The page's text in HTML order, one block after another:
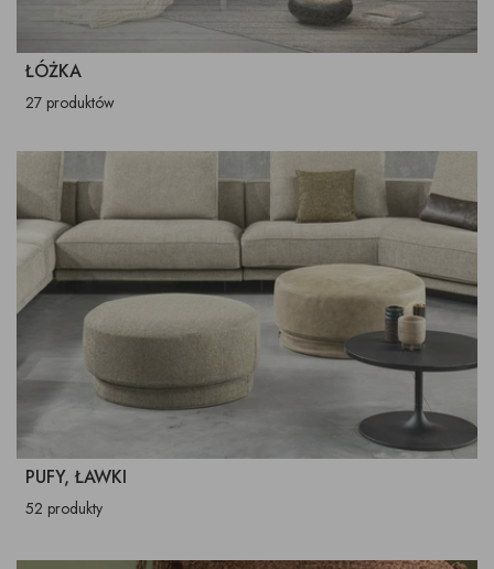
ŁÓŻKA
27 produktów
PUFY, ŁAWKI
52 produkty